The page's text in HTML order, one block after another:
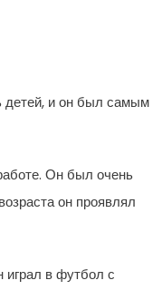
детей, и он был самым
Он был очень
он проявлял
играл в футбол с